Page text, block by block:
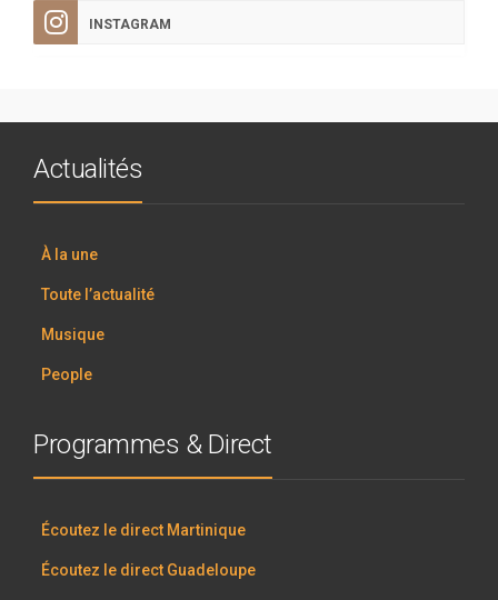
INSTAGRAM
Actualités
À la une
Toute l’actualité
Musique
People
Programmes & Direct
Écoutez le direct Martinique
Écoutez le direct Guadeloupe